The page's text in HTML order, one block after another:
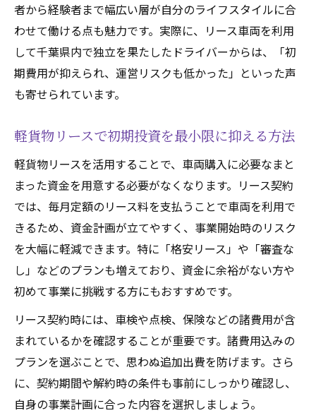
審査不要オプションが魅力の軽貨物リース術
審査不要軽貨物リースの利用メリットを紹
介
審査なし軽貨物リースのリスクと安全対策
千葉県で審査不要リースを選ぶポイントを
方法
審査不要オプション利用時の注意事項とは
短期契約が可能な千葉県軽貨物リース徹底解説
短期契約対応の軽貨物リースを活用する利
点
千葉県で短期軽貨物リースを選ぶコツと注
柔軟な契約期間が魅力の軽貨物リース活用
法
短期リースと長期リースの比較ポイント
短期契約で事業スタートする軽貨物リース
者から経験者まで幅広い層が自分のライフスタイルに合
わせて働ける点も魅力です。実際に、リース車両を利用
して千葉県内で独立を果たしたドライバーからは、「初
期費用が抑えられ、運営リスクも低かった」といった声
も寄せられています。
軽貨物リースで初期投資を最小限に抑える方法
軽貨物リースを活用することで、車両購入に必要なまと
まった資金を用意する必要がなくなります。リース契約
では、毎月定額のリース料を支払うことで車両を利用で
きるため、資金計画が立てやすく、事業開始時のリスク
を大幅に軽減できます。特に「格安リース」や「審査な
し」などのプランも増えており、資金に余裕がない方や
初めて事業に挑戦する方にもおすすめです。
リース契約時には、車検や点検、保険などの諸費用が含
まれているかを確認することが重要です。諸費用込みの
プランを選ぶことで、思わぬ追加出費を防げます。さら
に、契約期間や解約時の条件も事前にしっかり確認し、
自身の事業計画に合った内容を選択しましょう。